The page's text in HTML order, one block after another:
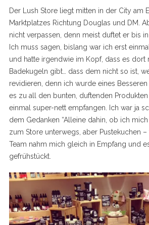
Der Lush Store liegt mitten in der City am
Marktplatzes Richtung Douglas und DM.
nicht verpassen, denn meist duftet er bis
Ich muss sagen, bislang war ich erst
und hatte irgendwie im Kopf, dass es dort
Badekugeln gibt… dass dem nicht so ist,
revidieren, denn ich wurde eines
es zu all den bunten, duftenden
einmal super-nett empfangen. Ich war ja
dem Gedanken “Alleine dahin, ob ich
zum Store unterwegs, aber Pustekuchen
Team nahm mich gleich in Empfang und
gefrühstückt.